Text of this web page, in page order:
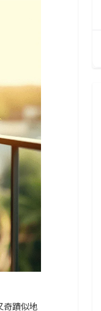
奇蹟似地